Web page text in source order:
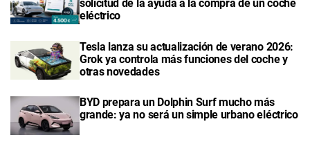
solicitud de la ayuda a la compra de un coche
eléctrico
Tesla lanza su actualización de verano 2026:
Grok ya controla más funciones del coche y
otras novedades
BYD prepara un Dolphin Surf mucho más
grande: ya no será un simple urbano eléctrico